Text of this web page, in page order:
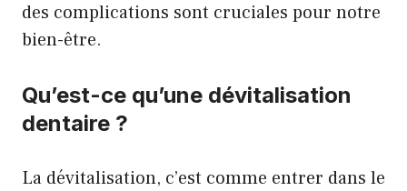
des complications sont cruciales pour notre
bien-être.
Qu’est-ce qu’une dévitalisation
dentaire ?
La dévitalisation, c’est comme entrer dans le